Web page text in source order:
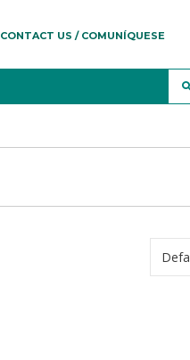
CONTACT US / COMUNÍQUESE